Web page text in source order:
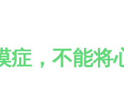
症，不能将